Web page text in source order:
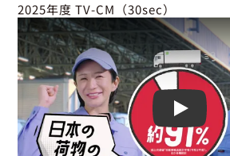
2025年度 TV-CM（30sec）
Play